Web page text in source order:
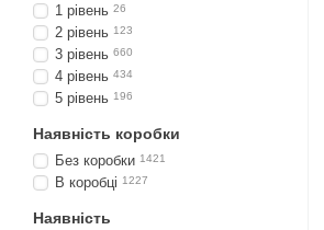
1 рівень 26
2 рівень 123
3 рівень 660
4 рівень 434
5 рівень 196
Наявність коробки
Без коробки 1421
В коробці 1227
Наявність